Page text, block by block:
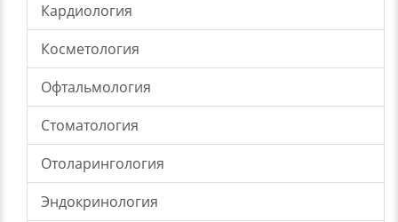
Кардиология
Косметология
Офтальмология
Стоматология
Отоларингология
Эндокринология